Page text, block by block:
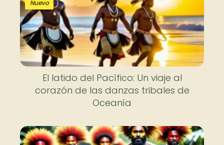
Nuevo
El latido del Pacífico: Un viaje al
corazón de las danzas tribales de
Oceanía